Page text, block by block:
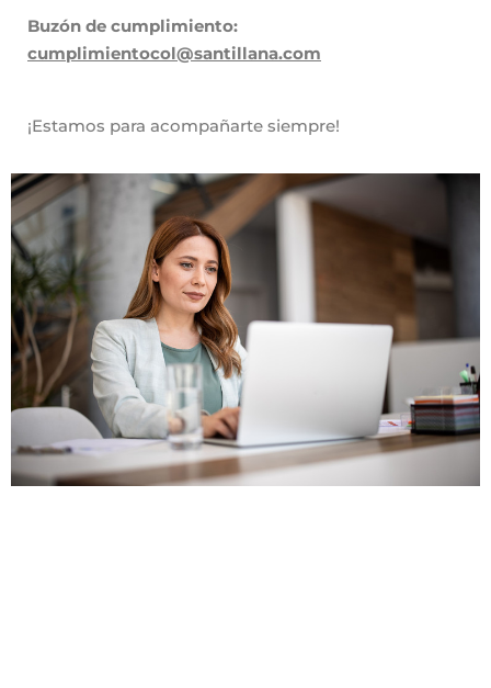
Buzón de cumplimiento:
cumplimientocol@santillana.com
¡Estamos para acompañarte siempre!